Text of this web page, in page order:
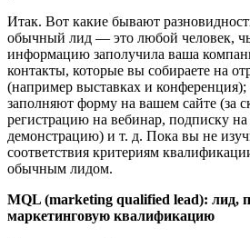
Итак. Вот какие бывают
обычный лид — это любой человек,
информацию заполучила ваша
контакты, которые вы собираете на
(например выставках и
заполняют форму на вашем сайте (за
регистрацию на вебинар, подписку на
демонстрацию) и т. д. Пока вы не
соответствия критериям
обычным лидом.
MQL (marketing qualified lead): лид,
маркетинговую квалификацию